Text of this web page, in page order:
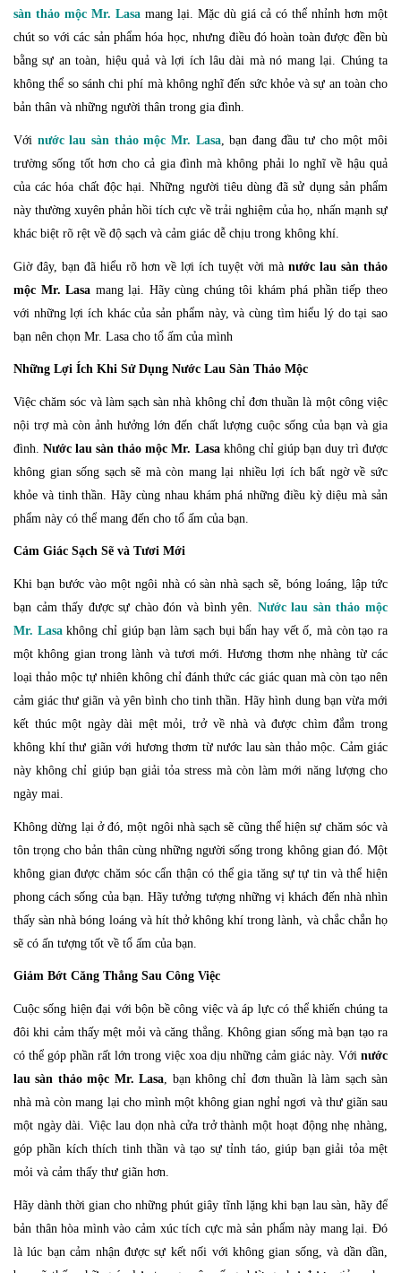
sàn thảo mộc Mr. Lasa mang lại. Mặc dù giá cả có thể nhỉnh hơn một
chút so với các sản phẩm hóa học, nhưng điều đó hoàn toàn được đền bù
bằng sự an toàn, hiệu quả và lợi ích lâu dài mà nó mang lại. Chúng ta
không thể so sánh chi phí mà không nghĩ đến sức khỏe và sự an toàn cho
bản thân và những người thân trong gia đình.
Với nước lau sàn thảo mộc Mr. Lasa, bạn đang đầu tư cho một môi
trường sống tốt hơn cho cả gia đình mà không phải lo nghĩ về hậu quả
của các hóa chất độc hại. Những người tiêu dùng đã sử dụng sản phẩm
này thường xuyên phản hồi tích cực về trải nghiệm của họ, nhấn mạnh sự
khác biệt rõ rệt về độ sạch và cảm giác dễ chịu trong không khí.
Giờ đây, bạn đã hiểu rõ hơn về lợi ích tuyệt vời mà nước lau sàn thảo
mộc Mr. Lasa mang lại. Hãy cùng chúng tôi khám phá phần tiếp theo
với những lợi ích khác của sản phẩm này, và cùng tìm hiểu lý do tại sao
bạn nên chọn Mr. Lasa cho tổ ấm của mình
Những Lợi Ích Khi Sử Dụng Nước Lau Sàn Thảo Mộc
Việc chăm sóc và làm sạch sàn nhà không chỉ đơn thuần là một công việc
nội trợ mà còn ảnh hưởng lớn đến chất lượng cuộc sống của bạn và gia
đình.Nước lau sàn thảo mộc Mr. Lasa không chỉ giúp bạn duy trì được
không gian sống sạch sẽ mà còn mang lại nhiều lợi ích bất ngờ về sức
khỏe và tinh thần. Hãy cùng nhau khám phá những điều kỳ diệu mà sản
phẩm này có thể mang đến cho tổ ấm của bạn.
Cảm Giác Sạch Sẽ và Tươi Mới
Khi bạn bước vào một ngôi nhà có sàn nhà sạch sẽ, bóng loáng, lập tức
bạn cảm thấy được sự chào đón và bình yên. Nước lau sàn thảo mộc
Mr. Lasakhông chỉ giúp bạn làm sạch bụi bẩn hay vết ố, mà còn tạo ra
một không gian trong lành và tươi mới. Hương thơm nhẹ nhàng từ các
loại thảo mộc tự nhiên không chỉ đánh thức các giác quan mà còn tạo nên
cảm giác thư giãn và yên bình cho tinh thần. Hãy hình dung bạn vừa mới
kết thúc một ngày dài mệt mỏi, trở về nhà và được chìm đắm trong
không khí thư giãn với hương thơm từ nước lau sàn thảo mộc. Cảm giác
này không chỉ giúp bạn giải tỏa stress mà còn làm mới năng lượng cho
ngày mai.
Không dừng lại ở đó, một ngôi nhà sạch sẽ cũng thể hiện sự chăm sóc và
tôn trọng cho bản thân cùng những người sống trong không gian đó. Một
không gian được chăm sóc cẩn thận có thể gia tăng sự tự tin và thể hiện
phong cách sống của bạn. Hãy tưởng tượng những vị khách đến nhà nhìn
thấy sàn nhà bóng loáng và hít thở không khí trong lành, và chắc chắn họ
sẽ có ấn tượng tốt về tổ ấm của bạn.
Giảm Bớt Căng Thẳng Sau Công Việc
Cuộc sống hiện đại với bộn bề công việc và áp lực có thể khiến chúng ta
đôi khi cảm thấy mệt mỏi và căng thẳng. Không gian sống mà bạn tạo ra
có thể góp phần rất lớn trong việc xoa dịu những cảm giác này. Với nước
lau sàn thảo mộc Mr. Lasa, bạn không chỉ đơn thuần là làm sạch sàn
nhà mà còn mang lại cho mình một không gian nghỉ ngơi và thư giãn sau
một ngày dài. Việc lau dọn nhà cửa trở thành một hoạt động nhẹ nhàng,
góp phần kích thích tinh thần và tạo sự tỉnh táo, giúp bạn giải tỏa mệt
mỏi và cảm thấy thư giãn hơn.
Hãy dành thời gian cho những phút giây tĩnh lặng khi bạn lau sàn, hãy để
bản thân hòa mình vào cảm xúc tích cực mà sản phẩm này mang lại. Đó
là lúc bạn cảm nhận được sự kết nối với không gian sống, và dần dần,